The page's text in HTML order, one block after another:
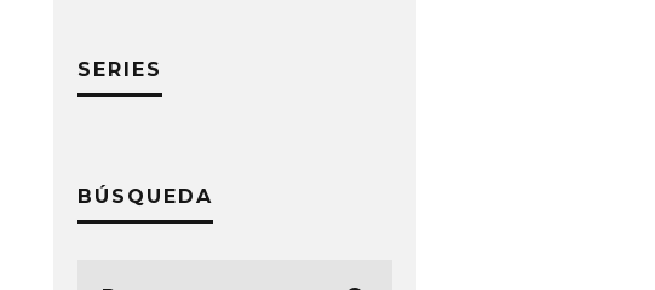
SERIES
BÚSQUEDA